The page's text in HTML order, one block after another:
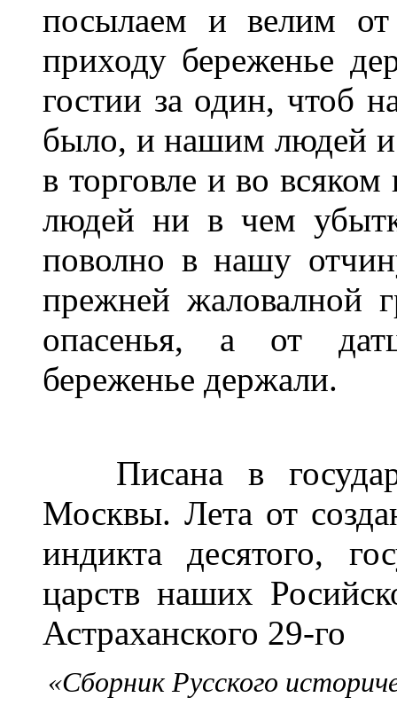
посылаем и велим от
приходу береженье
гостии за один, чтоб
было, и нашим людей и
в торговле и во
людей ни в чем
поволно в нашу
прежней жаловалной
опасенья, а от
береженье держали.
Писана в
Москвы. Лета от
индикта десятого,
царств наших
Астраханского 29-го
«Сборник Русского